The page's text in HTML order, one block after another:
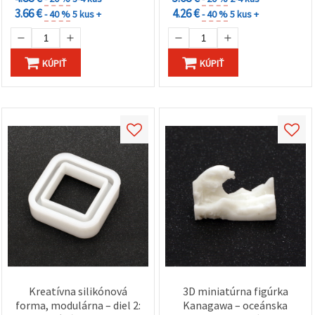
3.66 €- 40 %5 kus +
KÚPIŤ
4.26 €- 40 %5 kus +
KÚPIŤ
Kreatívna silikónová
forma, modulárna – diel 2:
3D miniatúrna figúrka
Kanagawa – oceánska